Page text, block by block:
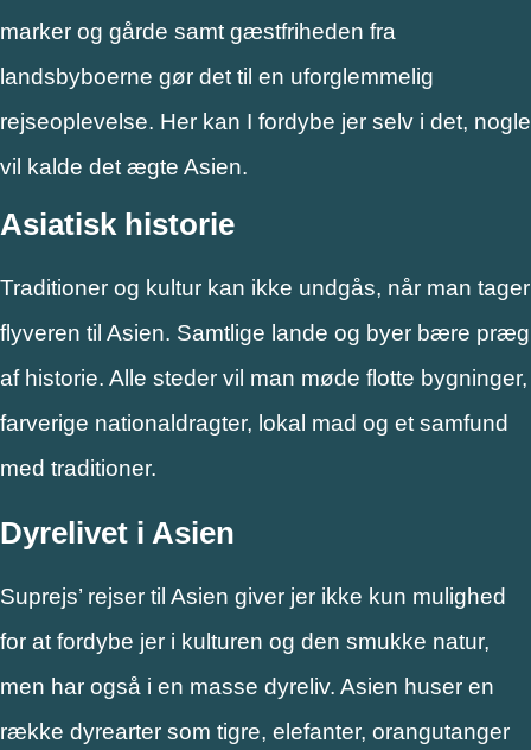
marker og gårde samt gæstfriheden fra
landsbyboerne gør det til en uforglemmelig
rejseoplevelse. Her kan I fordybe jer selv i det, nogle
vil kalde det ægte Asien.
Asiatisk historie
Traditioner og kultur kan ikke undgås, når man tager
flyveren til Asien. Samtlige lande og byer bære præg
af historie. Alle steder vil man møde flotte bygninger,
farverige nationaldragter, lokal mad og et samfund
med traditioner.
Dyrelivet i Asien
Suprejs’ rejser til Asien giver jer ikke kun mulighed
for at fordybe jer i kulturen og den smukke natur,
men har også i en masse dyreliv. Asien huser en
række dyrearter som tigre, elefanter, orangutanger